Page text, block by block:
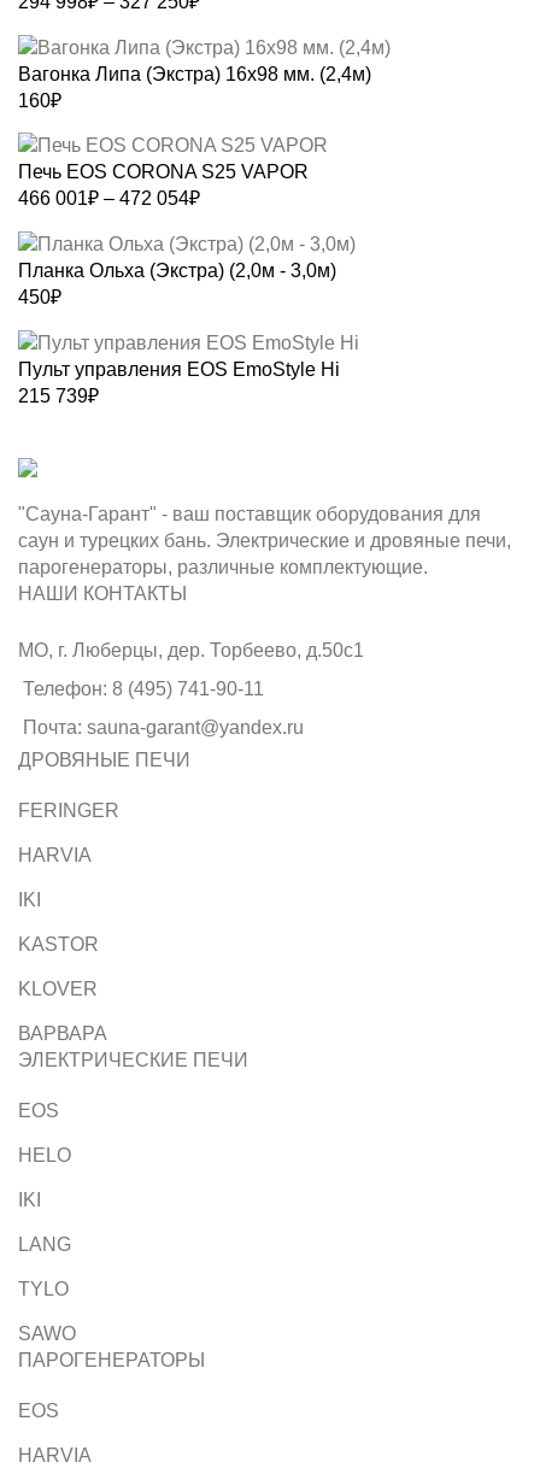
294
998₽
327
250₽
Вагонка Липа (Экстра) 16х98 мм. (2,4м)
160₽
Печь EOS CORONA S25 VAPOR
466 001₽ – 472 054₽Диапазон
466
001₽
054₽
Планка Ольха (Экстра) (2,0м - 3,0м)
450₽
Пульт управления EOS EmoStyle Hi
215 739₽
"Сауна-Гарант" - ваш поставщик оборудования для
саун и турецких бань. Электрические и дровяные печи,
парогенераторы, различные комплектующие.
НАШИ КОНТАКТЫ
МО, г. Люберцы, дер. Торбеево, д.50с1
Телефон: 8 (495) 741-90-11
Почта: sauna-garant@yandex.ru
ДРОВЯНЫЕ ПЕЧИ
FERINGER
HARVIA
IKI
KASTOR
KLOVER
ВАРВАРА
ЭЛЕКТРИЧЕСКИЕ ПЕЧИ
EOS
HELO
IKI
LANG
TYLO
SAWO
ПАРОГЕНЕРАТОРЫ
EOS
HARVIA